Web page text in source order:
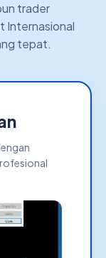
trader
Internasional
tepat.